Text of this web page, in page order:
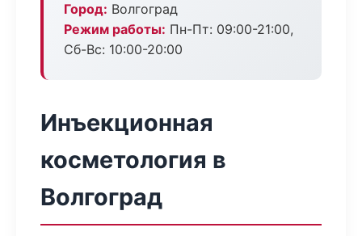
Город: Волгоград
Режим работы: Пн-Пт: 09:00-21:00,
Сб-Вс: 10:00-20:00
Инъекционная
косметология в
Волгоград